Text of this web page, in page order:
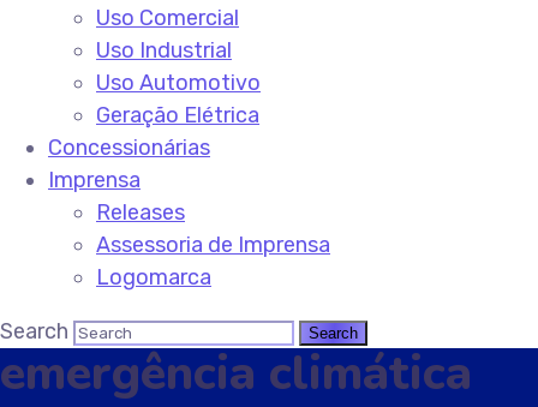
Uso Comercial
Uso Industrial
Uso Automotivo
Geração Elétrica
Concessionárias
Imprensa
Releases
Assessoria de Imprensa
Logomarca
Search
emergência climática